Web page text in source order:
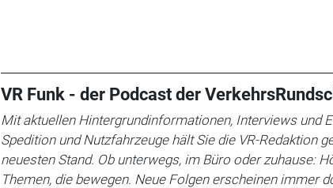
VR Funk - der Podcast der
Mit aktuellen Hintergrundinformationen, Interviews und
Spedition und Nutzfahrzeuge hält Sie die VR-Redaktion
neuesten Stand. Ob unterwegs, im Büro oder zuhause:
Themen, die bewegen. Neue Folgen erscheinen immer